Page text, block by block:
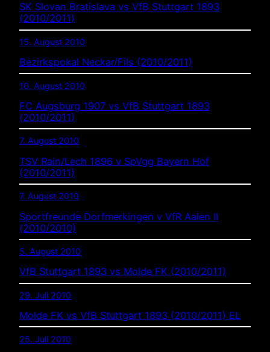
SK Slovan Bratislava vs VfB Stuttgart 1893
(2010/2011)
15. August 2010
Bezirkspokal Neckar/Fils (2010/2011)
10. August 2010
FC Augsburg 1907 vs VfB Stuttgart 1893
(2010/2011)
7. August 2010
TSV Rain/Lech 1896 v SpVgg Bayern Hof
(2010/2011)
7. August 2010
Sportfreunde Dorfmerkingen v VfR Aalen II
(2010/2010)
5. August 2010
VfB Stuttgart 1893 vs Molde FK (2010/2011)
29. Juli 2010
Molde FK vs VfB Stuttgart 1893 (2010/2011) EL
25. Juli 2010